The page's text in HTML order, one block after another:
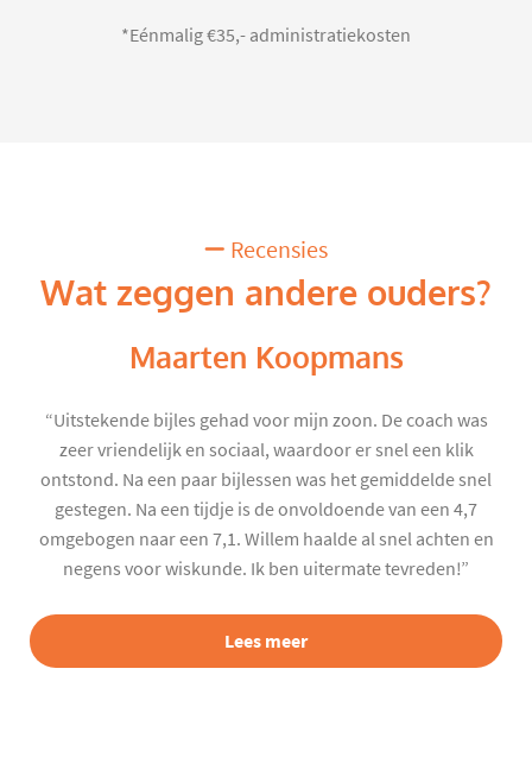
*Eénmalig €35,- administratiekosten
Recensies
Wat zeggen andere ouders?
Maarten Koopmans
“Uitstekende bijles gehad voor mijn zoon. De coach was
zeer vriendelijk en sociaal, waardoor er snel een klik
ontstond. Na een paar bijlessen was het gemiddelde snel
gestegen. Na een tijdje is de onvoldoende van een 4,7
omgebogen naar een 7,1. Willem haalde al snel achten en
negens voor wiskunde. Ik ben uitermate tevreden!”
Lees meer